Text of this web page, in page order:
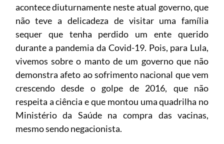
acontece diuturnamente neste atual governo, que
não teve a delicadeza de visitar uma família
sequer que tenha perdido um ente querido
durante a pandemia da Covid-19. Pois, para Lula,
vivemos sobre o manto de um governo que não
demonstra afeto ao sofrimento nacional que vem
crescendo desde o golpe de 2016, que não
respeita a ciência e que montou uma quadrilha no
Ministério da Saúde na compra das vacinas,
mesmo sendo negacionista.